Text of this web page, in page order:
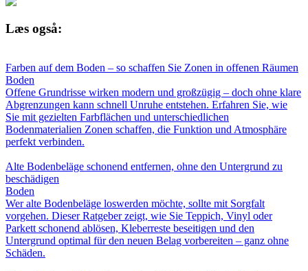
Læs også:
Farben auf dem Boden – so schaffen Sie Zonen in offenen Räumen
Boden
Offene Grundrisse wirken modern und großzügig – doch ohne klare
Abgrenzungen kann schnell Unruhe entstehen. Erfahren Sie, wie
Sie mit gezielten Farbflächen und unterschiedlichen
Bodenmaterialien Zonen schaffen, die Funktion und Atmosphäre
perfekt verbinden.
Alte Bodenbeläge schonend entfernen, ohne den Untergrund zu
beschädigen
Boden
Wer alte Bodenbeläge loswerden möchte, sollte mit Sorgfalt
vorgehen. Dieser Ratgeber zeigt, wie Sie Teppich, Vinyl oder
Parkett schonend ablösen, Kleberreste beseitigen und den
Untergrund optimal für den neuen Belag vorbereiten – ganz ohne
Schäden.